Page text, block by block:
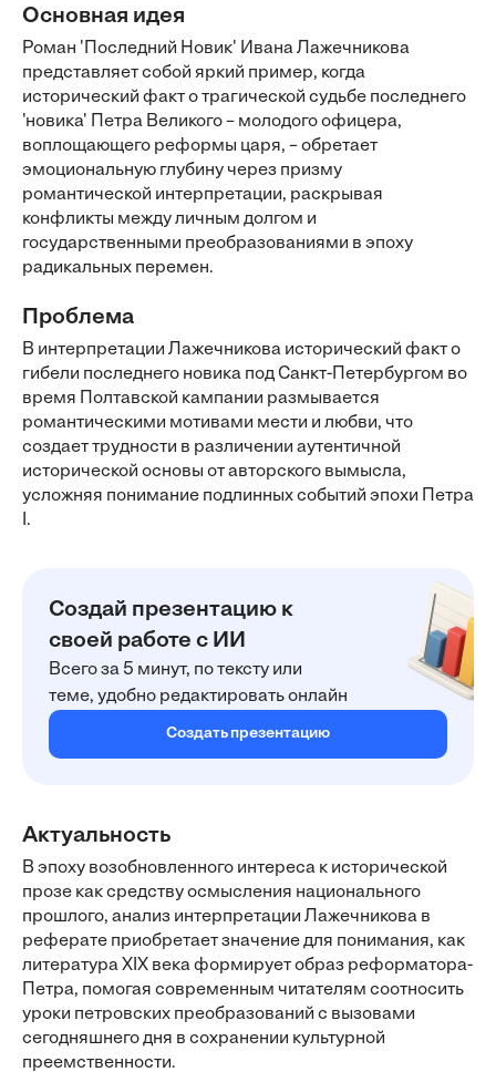
Основная идея
Роман 'Последний Новик' Ивана Лажечникова
представляет собой яркий пример, когда
исторический факт о трагической судьбе последнего
'новика' Петра Великого – молодого офицера,
воплощающего реформы царя, – обретает
эмоциональную глубину через призму
романтической интерпретации, раскрывая
конфликты между личным долгом и
государственными преобразованиями в эпоху
радикальных перемен.
Проблема
В интерпретации Лажечникова исторический факт о
гибели последнего новика под Санкт-Петербургом во
время Полтавской кампании размывается
романтическими мотивами мести и любви, что
создает трудности в различении аутентичной
исторической основы от авторского вымысла,
усложняя понимание подлинных событий эпохи Петра
I.
Создай презентацию к
своей работе с ИИ
Всего за 5 минут, по тексту или
теме, удобно редактировать онлайн
Создать презентацию
Актуальность
В эпоху возобновленного интереса к исторической
прозе как средству осмысления национального
прошлого, анализ интерпретации Лажечникова в
реферате приобретает значение для понимания, как
литература XIX века формирует образ реформатора-
Петра, помогая современным читателям соотносить
уроки петровских преобразований с вызовами
сегодняшнего дня в сохранении культурной
преемственности.